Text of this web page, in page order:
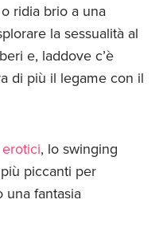
ridia brio a una
la sessualità al
e, laddove c’è
di più il legame con il
, lo swinging
piccanti per
una fantasia